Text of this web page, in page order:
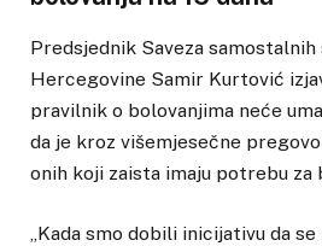
Predsjednik Saveza
Hercegovine Samir Kurtović
pravilnik o bolovanjima neće
da je kroz višemjesečne
onih koji zaista imaju potrebu za
„Kada smo dobili inicijativu da